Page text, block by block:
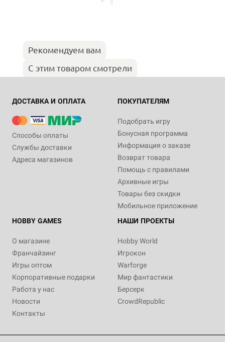
Рекомендуем вам
С этим товаром смотрели
ДОСТАВКА И ОПЛАТА
Способы оплаты
Службы доставки
Адреса магазинов
ПОКУПАТЕЛЯМ
Подобрать игру
Бонусная программа
Информация о заказе
Возврат товара
Помощь с правилами
Архивные игры
Товары без скидки
Мобильное приложение
HOBBY GAMES
О магазине
Франчайзинг
Игры оптом
Корпоративные подарки
Работа у нас
Новости
Контакты
НАШИ ПРОЕКТЫ
Hobby World
Игрокон
Warforge
Мир фантастики
Берсерк
CrowdRepublic